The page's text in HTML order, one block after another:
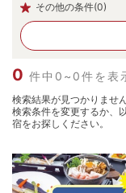
その他の条件(0)
0 件中0~0件を表
検索結果が見つかりませ
検索条件を変更するか、
宿をお探しください。